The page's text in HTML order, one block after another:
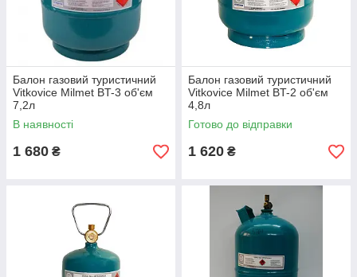
Балон газовий туристичний
Vitkovice Milmet BT-3 об'єм
7,2л
В наявності
1 680 ₴
Балон газовий туристичний
Vitkovice Milmet BT-2 об'єм
4,8л
Готово до відправки
1 620 ₴